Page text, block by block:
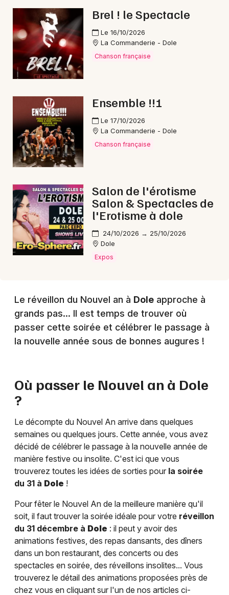
Artistes en tournée
Actus à Dole
Magazine à Dole
Choisir mes départements
Mon email
Je m'abonne
Brel ! le Spectacle
Le 16/10/2026
La Commanderie - Dole
Chanson française
Ensemble !!!
Le 17/10/2026
La Commanderie - Dole
Chanson française
Salon de l'érotisme
Salon & Spectacles de
l'Erotisme à dole
24/10/2026 → 25/10/2026
Dole
Expos
Le réveillon du Nouvel an à Dole approche à
grands pas... Il est temps de trouver où
passer cette soirée et célébrer le passage à
la nouvelle année sous de bonnes augures !
Où passer le Nouvel an à Dole
?
Le décompte du Nouvel An arrive dans quelques
semaines ou quelques jours. Cette année, vous avez
décidé de célébrer le passage à la nouvelle année de
manière festive ou insolite. C'est ici que vous
trouverez toutes les idées de sorties pour la soirée
du 31 à Dole !
Pour fêter le Nouvel An de la meilleure manière qu'il
soit, il faut trouver la soirée idéale pour votre réveillon
du 31 décembre à Dole : il peut y avoir des
animations festives, des repas dansants, des dîners
dans un bon restaurant, des concerts ou des
spectacles en soirée, des réveillons insolites... Vous
trouverez le détail des animations proposées près de
chez vous en cliquant sur l'un de nos articles ci-